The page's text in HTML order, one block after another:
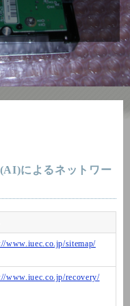
によるネットワー
www.iuec.co.jp/sitemap/
www.iuec.co.jp/recovery/